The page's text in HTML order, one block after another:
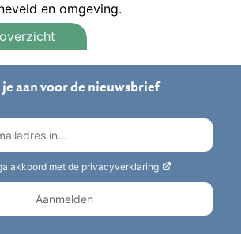
en omgeving.
aan voor de nieuwsbrief
akkoord met de privacyverklaring